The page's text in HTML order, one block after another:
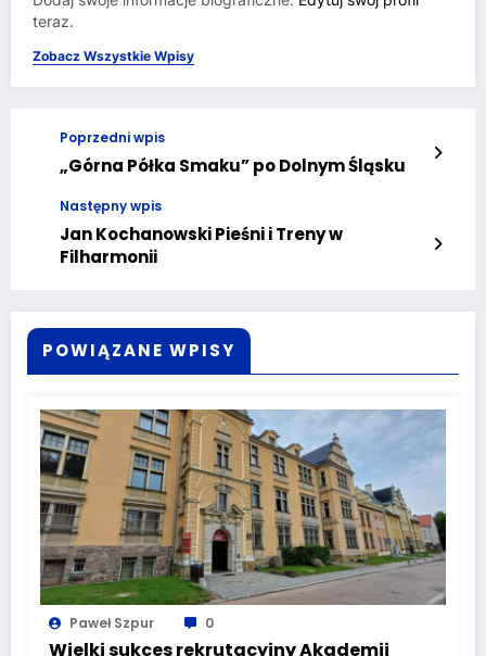
teraz.
Zobacz Wszystkie Wpisy
Poprzedni wpis
„Górna Półka Smaku” po Dolnym Śląsku
Następny wpis
Jan Kochanowski Pieśni i Treny w
Filharmonii
POWIĄZANE WPISY
Paweł Szpur 0
Wielki sukces rekrutacyjny Akademii